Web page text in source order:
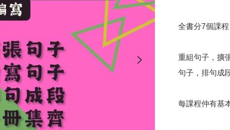
全書分7個課程
重組句子，擴
句子，排句成
每課程仲有基